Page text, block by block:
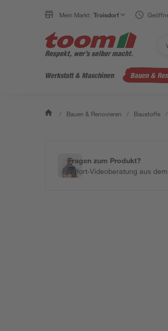
Mein Markt: Troisdorf
Werkstatt & Maschinen Bauen &
/ Bauen & Renovieren / Baustoffe /
Fragen zum Produkt?
Sofort-Videoberatung aus